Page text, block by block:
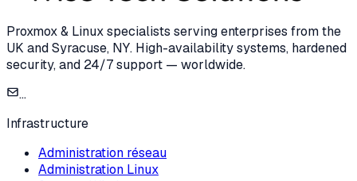
Proxmox & Linux specialists serving enterprises from the
UK and Syracuse, NY. High-availability systems, hardened
security, and 24/7 support — worldwide.
...
Infrastructure
Administration réseau
Administration Linux